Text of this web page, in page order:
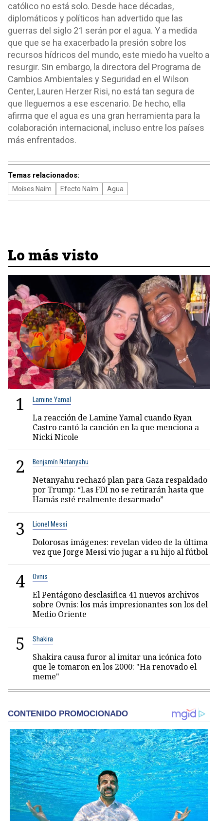
católico no está solo. Desde hace décadas,
diplomáticos y políticos han advertido que las
guerras del siglo 21 serán por el agua. Y a medida
que que se ha exacerbado la presión sobre los
recursos hídricos del mundo, este miedo ha vuelto a
resurgir. Sin embargo, la directora del Programa de
Cambios Ambientales y Seguridad en el Wilson
Center, Lauren Herzer Risi, no está tan segura de
que lleguemos a ese escenario. De hecho, ella
afirma que el agua es una gran herramienta para la
colaboración internacional, incluso entre los países
más enfrentados.
Temas relacionados:
Moíses Naím Efecto Naím Agua
Lo más visto
1 Lamine Yamal
La reacción de Lamine Yamal cuando Ryan
Castro cantó la canción en la que menciona a
Nicki Nicole
2 Benjamín Netanyahu
Netanyahu rechazó plan para Gaza respaldado
por Trump: “Las FDI no se retirarán hasta que
Hamás esté realmente desarmado”
3 Lionel Messi
Dolorosas imágenes: revelan video de la última
vez que Jorge Messi vio jugar a su hijo al fútbol
4 Ovnis
El Pentágono desclasifica 41 nuevos archivos
sobre Ovnis: los más impresionantes son los del
Medio Oriente
5 Shakira
Shakira causa furor al imitar una icónica foto
que le tomaron en los 2000: "Ha renovado el
meme"